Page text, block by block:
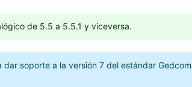
de 5.5 a 5.5.1 y viceversa.
soporte a la versión 7 del estándar